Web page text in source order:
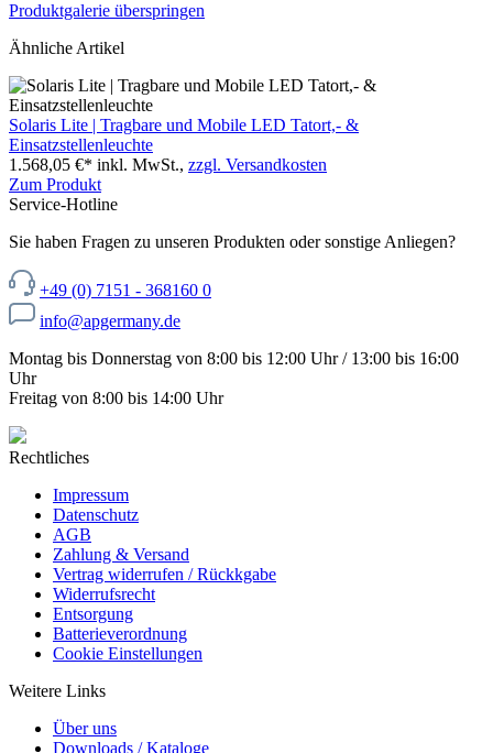
Produktgalerie überspringen
Ähnliche Artikel
Solaris Lite | Tragbare und Mobile LED Tatort,- &
Einsatzstellenleuchte
1.568,05 €* inkl. MwSt., zzgl. Versandkosten
Zum Produkt
Service-Hotline
Sie haben Fragen zu unseren Produkten oder sonstige Anliegen?
+49 (0) 7151 - 368160 0
info@apgermany.de
Montag bis Donnerstag von 8:00 bis 12:00 Uhr / 13:00 bis 16:00
Uhr
Freitag von 8:00 bis 14:00 Uhr
Rechtliches
Impressum
Datenschutz
AGB
Zahlung & Versand
Vertrag widerrufen / Rückkgabe
Widerrufsrecht
Entsorgung
Batterieverordnung
Cookie Einstellungen
Weitere Links
Über uns
Downloads / Kataloge